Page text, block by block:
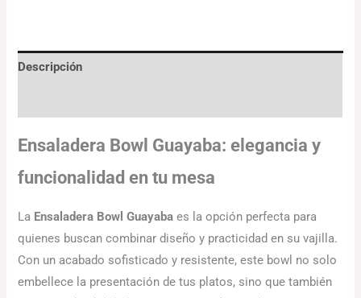
Descripción
Ensaladera Bowl Guayaba: elegancia y
funcionalidad en tu mesa
La Ensaladera Bowl Guayaba es la opción perfecta para
quienes buscan combinar diseño y practicidad en su vajilla.
Con un acabado sofisticado y resistente, este bowl no solo
embellece la presentación de tus platos, sino que también